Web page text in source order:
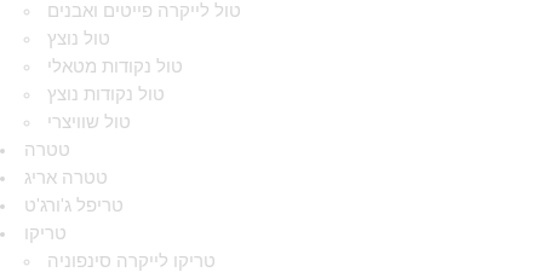
טול לייקרה פייטים ואבנים
טול נוצץ
טול נקודות מטאלי
טול נקודות נוצץ
טול שוויצרי
טטרה
טטרה אריג
טריפל ג'ורג'ט
טריקו
טריקו לייקרה סינפוניה